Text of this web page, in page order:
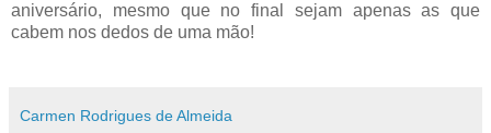
aniversário, mesmo que no final sejam apenas as que
cabem nos dedos de uma mão!
Carmen Rodrigues de Almeida